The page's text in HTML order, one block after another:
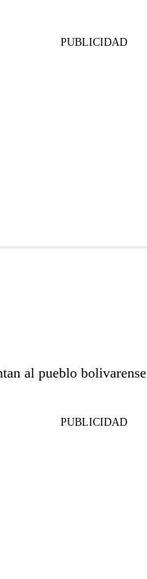
PUBLICIDAD
al pueblo
PUBLICIDAD